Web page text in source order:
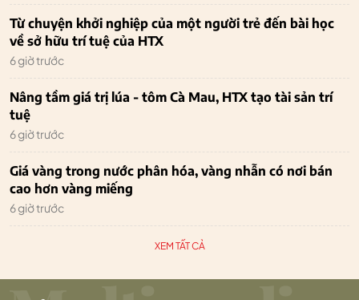
Từ chuyện khởi nghiệp của một người trẻ đến bài học
về sở hữu trí tuệ của HTX
6 giờ trước
Nâng tầm giá trị lúa - tôm Cà Mau, HTX tạo tài sản trí
tuệ
6 giờ trước
Giá vàng trong nước phân hóa, vàng nhẫn có nơi bán
cao hơn vàng miếng
6 giờ trước
XEM TẤT CẢ